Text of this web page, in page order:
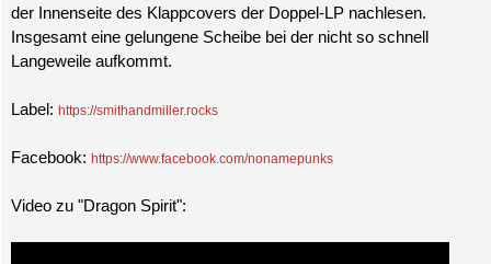
der Innenseite des Klappcovers der Doppel-LP nachlesen.
Insgesamt eine gelungene Scheibe bei der nicht so schnell
Langeweile aufkommt.
Label: https://smithandmiller.rocks
Facebook: https://www.facebook.com/nonamepunks
Video zu "Dragon Spirit":